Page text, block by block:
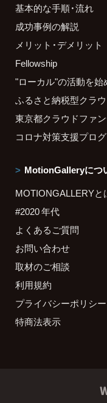
基本的な手順・流れ
成功事例の解説
メリット・デメリット
Fellowship
"ローカル"の活動を始
ふるさと納税型クラ
東京都クラウドファ
コロナ対策支援プロ
MotionGalleryにつ
MOTIONGALLERYと
#2020 年代
よくあるご質問
お問い合わせ
取材のご相談
利用規約
プライバシーポリシー
特商法表示